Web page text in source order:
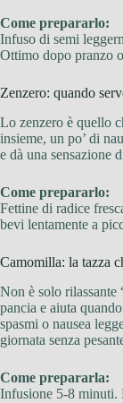
Come prepararlo:
Infuso di semi
Ottimo dopo pranzo
Zenzero: quando
Lo zenzero è quello
insieme, un po’ di
e dà una sensazione
Come prepararlo:
Fettine di radice
bevi lentamente a
Camomilla: la tazza
Non è solo rilassante
pancia e aiuta
spasmi o nausea
giornata senza
Come prepararla:
Infusione 5-8 minuti.